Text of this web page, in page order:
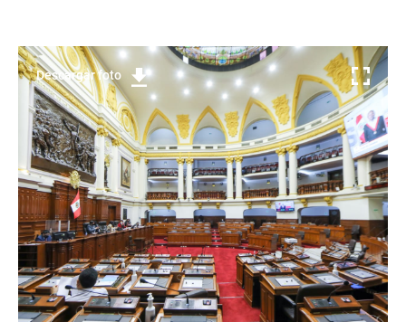
Descargar foto